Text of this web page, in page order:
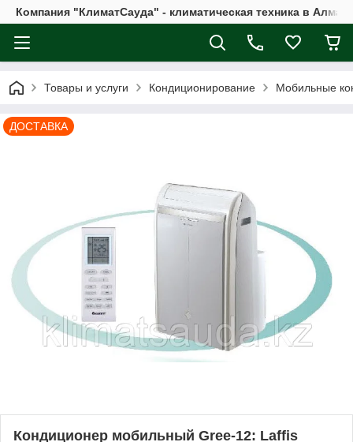
Компания "КлиматСауда" - климатическая техника в
Товары и услуги Кондиционирование Мобильные
ДОСТАВКА
Кондиционер мобильный Gree-12: Laffis